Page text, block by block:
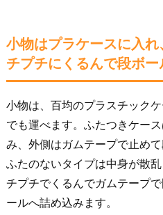
小物はプラケースに入
チプチにくるんで段ボー
小物は、百均のプラスチック
でも運べます。ふたつきケー
み、外側はガムテープで止め
ふたのないタイプは中身が散
チプチでくるんでガムテープ
ールへ詰め込みます。